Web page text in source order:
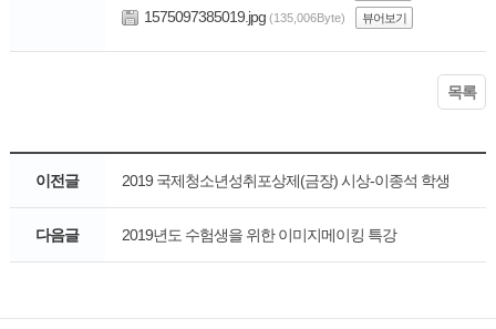
1575097385019.jpg (135,006Byte) 뷰어보기
목록
이전글 2019 국제청소년성취포상제(금장) 시상-이종석 학생
다음글 2019년도 수험생을 위한 이미지메이킹 특강